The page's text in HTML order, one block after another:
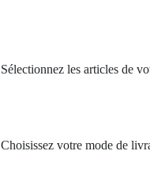
Sélectionnez les articles de
Choisissez votre mode de